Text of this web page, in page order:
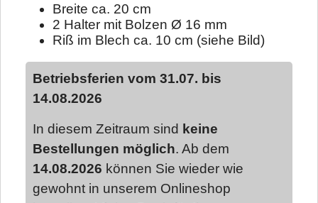
Breite ca. 20 cm
2 Halter mit Bolzen Ø 16 mm
Riß im Blech ca. 10 cm (siehe Bild)
Betriebsferien vom 31.07. bis
14.08.2026
In diesem Zeitraum sind keine
Bestellungen möglich. Ab dem
14.08.2026 können Sie wieder wie
gewohnt in unserem Onlineshop